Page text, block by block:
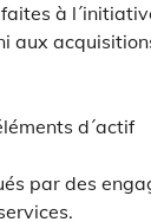
à
aux
d´actif
par des